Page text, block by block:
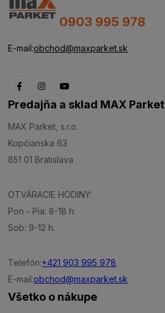
0903 995 978
E-mail:obchod@maxparket.sk
Predajňa a sklad MAX Parket
MAX Parket, s.r.o.
Kopčianska 63
851 01 Bratislava
OTVÁRACIE HODINY:
Pon - Pia: 8-18 h.
Sob: 9-12 h.
Telefón:+421 903 995 978
E-mail:obchod@maxparket.sk
Všetko o nákupe